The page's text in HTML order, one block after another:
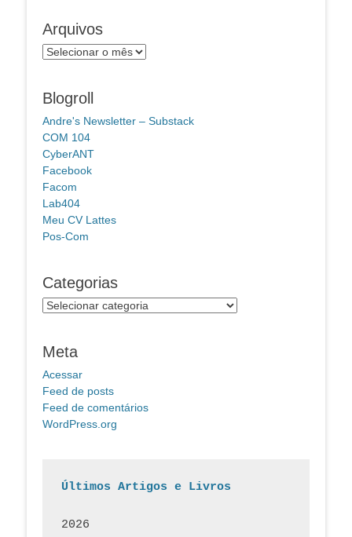
Arquivos
Arquivos
Blogroll
Andre's Newsletter – Substack
COM 104
CyberANT
Facebook
Facom
Lab404
Meu CV Lattes
Pos-Com
Categorias
Categorias
Meta
Acessar
Feed de posts
Feed de comentários
WordPress.org
Últimos Artigos e Livros
2026